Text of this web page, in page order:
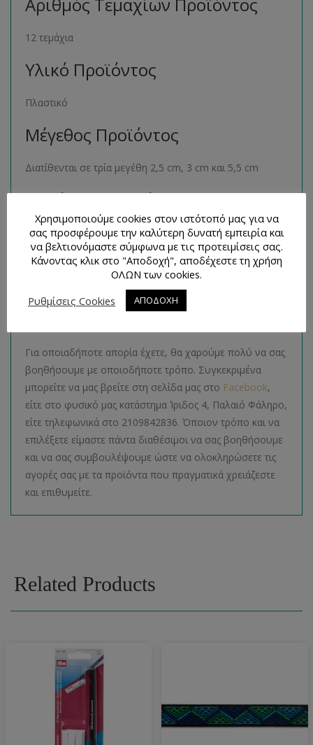
12 τεμάχια
Υλικό Προϊόντος
Πλαστικό
Μέγεθος Προϊόντος
Διατίθενται σε τρία μεγέθη 2,5 cm, 3 cm και 5,5 cm
Παρόμοια Προϊόντα
Μπορείτε να βρείτε πολλά παρόμοια προϊόντα της ίδιας
κατηγορίας στο ηλεκτρονικό μας κατάστημα
ακολουθώντας τον σύνδεσμοεδώ.
Τρόποι Επικοινωνίας και
Για οποιαδήποτε απορία έχετε, θα χαρούμε πολύ να σας
βοηθήσουμε με οποιοδήποτε τρόπο. Συγκεκριμένα
μπορείτε να μας βρείτε στη σελίδα μας στο Facebook,
είτε στο φυσικό μας κατάστημα Ίριδος 4, Παλαιό Φάληρο,
είτε τηλεφωνικά στο 2109842836. Όποιον τρόπο και να
επιλέξετε είμαστε πάντα διαθέσιμοι να σας βοηθήσουμε
και να σας συμβουλέψουμε ώστε να ολοκληρώσετε τις
αγορές σας με τα προϊόντα που πραγματικά χρειάζεστε
και επιθυμείτε.
Related Products
Χρησιμοποιούμε cookies στον ιστότοπό μας για να
σας προσφέρουμε την καλύτερη δυνατή εμπειρία και
να βελτιονόμαστε σύμφωνα με τις προτειμίσεις σας.
Κάνοντας κλικ στο "Αποδοχή", αποδέχεστε τη χρήση
ΟΛΩΝ των cookies.
Ρυθμίσεις Cookies
ΑΠΟΔΟΧΗ